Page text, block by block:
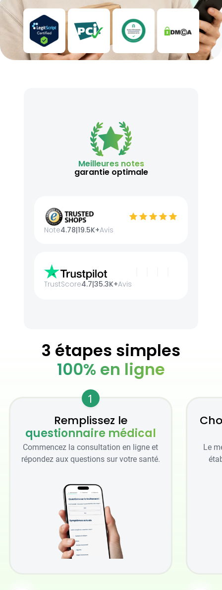
Meilleures notes
garantie optimale
Note4.78|19.5K+Avis
TrustScore4.7|35.3K+Avis
3 étapes simples
100% en ligne
1
Remplissez le
questionnaire médical
Commencez la consultation en ligne et
répondez aux questions sur votre santé.
Le